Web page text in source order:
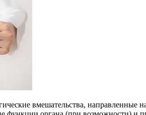
вмешательства, направленные